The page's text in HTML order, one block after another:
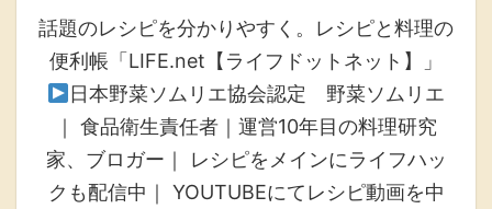
話題のレシピを分かりやすく。レシピと料理の
便利帳「LIFE.net【ライフドットネット】」
日本野菜ソムリエ協会認定 野菜ソムリエ
｜ 食品衛生責任者｜運営10年目の料理研究
家、ブロガー｜ レシピをメインにライフハッ
クも配信中｜ YOUTUBEにてレシピ動画を中